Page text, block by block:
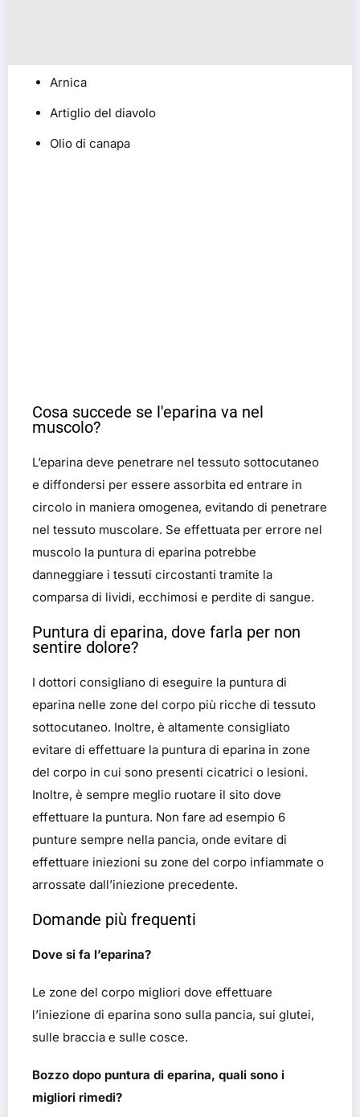
Arnica
Artiglio del diavolo
Olio di canapa
Cosa succede se l'eparina va nel
muscolo?
L’eparina deve penetrare nel tessuto sottocutaneo
e diffondersi per essere assorbita ed entrare in
circolo in maniera omogenea, evitando di penetrare
nel tessuto muscolare. Se effettuata per errore nel
muscolo la puntura di eparina potrebbe
danneggiare i tessuti circostanti tramite la
comparsa di lividi, ecchimosi e perdite di sangue.
Puntura di eparina, dove farla per non
sentire dolore?
I dottori consigliano di eseguire la puntura di
eparina nelle zone del corpo più ricche di tessuto
sottocutaneo. Inoltre, è altamente consigliato
evitare di effettuare la puntura di eparina in zone
del corpo in cui sono presenti cicatrici o lesioni.
Inoltre, è sempre meglio ruotare il sito dove
effettuare la puntura. Non fare ad esempio 6
punture sempre nella pancia, onde evitare di
effettuare iniezioni su zone del corpo infiammate o
arrossate dall’iniezione precedente.
Domande più frequenti
Dove si fa l’eparina?
Le zone del corpo migliori dove effettuare
l’iniezione di eparina sono sulla pancia, sui glutei,
sulle braccia e sulle cosce.
Bozzo dopo puntura di eparina, quali sono i
migliori rimedi?